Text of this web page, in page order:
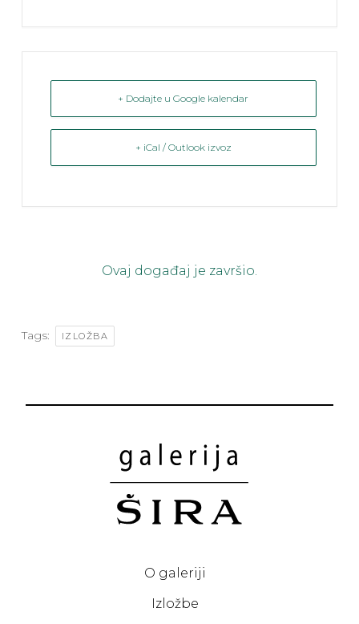
+ Dodajte u Google kalendar
+ iCal / Outlook izvoz
Ovaj događaj je završio.
Tags: IZLOŽBA
O galeriji
Izložbe